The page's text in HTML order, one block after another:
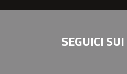
SEGUICI SUI